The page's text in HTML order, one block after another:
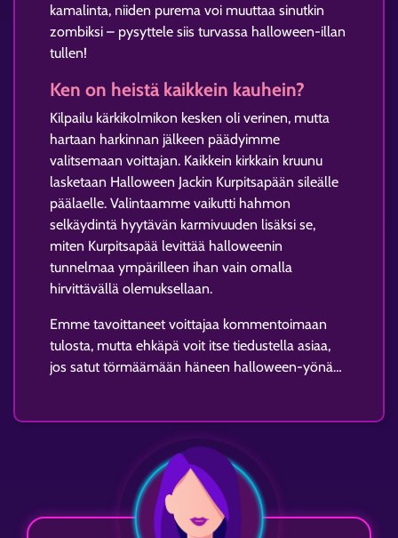
kamalinta, niiden purema voi muuttaa sinutkin
zombiksi – pysyttele siis turvassa halloween-illan
tullen!
Ken on heistä kaikkein kauhein?
Kilpailu kärkikolmikon kesken oli verinen, mutta
hartaan harkinnan jälkeen päädyimme
valitsemaan voittajan. Kaikkein kirkkain kruunu
lasketaan Halloween Jackin Kurpitsapään sileälle
päälaelle. Valintaamme vaikutti hahmon
selkäydintä hyytävän karmivuuden lisäksi se,
miten Kurpitsapää levittää halloweenin
tunnelmaa ympärilleen ihan vain omalla
hirvittävällä olemuksellaan.
Emme tavoittaneet voittajaa kommentoimaan
tulosta, mutta ehkäpä voit itse tiedustella asiaa,
jos satut törmäämään häneen halloween-yönä…